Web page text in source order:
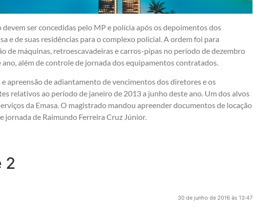
ser concedidas pelo MP e polícia após os depoimentos dos
e de suas residências para o complexo policial. A ordem foi para
de máquinas, retroescavadeiras e carros-pipas no período de dezembro
ano, além de controle de jornada dos equipamentos contratados.
apreensão de adiantamento de vencimentos dos diretores e os
relativos ao período de janeiro de 2013 a junho deste ano. Um dos alvos
da Emasa. O magistrado mandou apreender documentos de locação
jornada de Raimundo Ferreira Cruz Júnior.
2
30 de junho de 2016 às 13:47